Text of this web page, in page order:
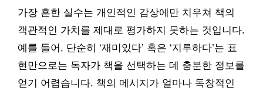
가장 흔한 실수는 개인적인 감상에만 치우쳐 책의
객관적인 가치를 제대로 평가하지 못하는 것입니다.
예를 들어, 단순히 ‘재미있다’ 혹은 ‘지루하다’는 표
현만으로는 독자가 책을 선택하는 데 충분한 정보를
얻기 어렵습니다. 책의 메시지가 얼마나 독창적인